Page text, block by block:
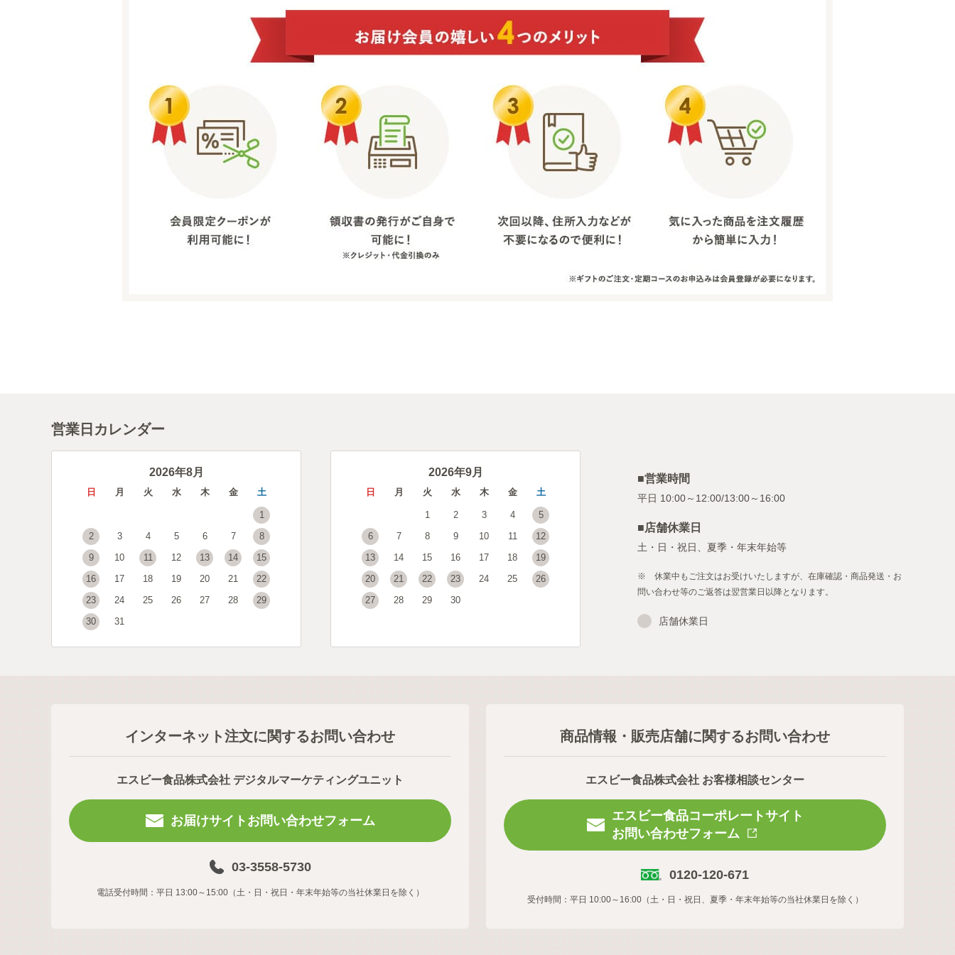
営業日カレンダー
2026年8月
日 月 火 水 木 金 土
1
2
3 4 5 6 7
8
9
10 11 12 13 14
15
16
17 18 19 20 21
22
23
24 25 26 27 28
29
30
31
2026年9月
日 月 火 水 木 金 土
1 2 3 4
5
6
7 8 9 10 11
12
13
14 15 16 17 18
19
20
21 22 23 24 25
26
27
28 29 30
■営業時間
■店舗休業日
土・日・祝日、夏季・年末年始等
※ 休業中もご注文はお受けいたしますが、在庫確認・商品発送・お
問い合わせ等のご返答は翌営業日以降となります。
店舗休業日
インターネット注文に関するお問い合わせ
エスビー食品株式会社 デジタルマーケティングユニット
お届けサイトお問い合わせフォーム
03-3558-5730
電話受付時間：平日 13:00～15:00（土・日・祝日・年末年始等の当社休業日を除く）
商品情報・販売店舗に関するお問い合わせ
エスビー食品株式会社 お客様相談センター
エスビー食品コーポレートサイト
お問い合わせフォーム
0120-120-671
受付時間：平日 10:00～16:00（土・日・祝日、夏季・年末年始等の当社休業日を除く）